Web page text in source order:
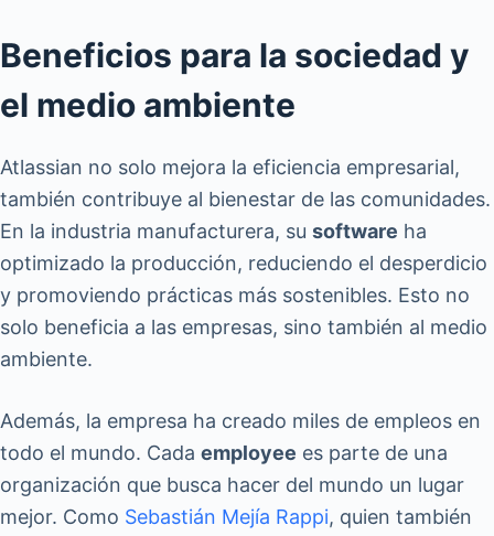
Beneficios para la sociedad y
el medio ambiente
Atlassian no solo mejora la eficiencia empresarial,
también contribuye al bienestar de las comunidades.
En la industria manufacturera, su software ha
optimizado la producción, reduciendo el desperdicio
y promoviendo prácticas más sostenibles. Esto no
solo beneficia a las empresas, sino también al medio
ambiente.
Además, la empresa ha creado miles de empleos en
todo el mundo. Cada employee es parte de una
organización que busca hacer del mundo un lugar
mejor. Como Sebastián Mejía Rappi, quien también